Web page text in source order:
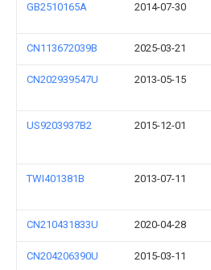
GB2510165A 2014-07-30
CN113672039B 2025-03-21
CN202939547U 2013-05-15
US9203937B2 2015-12-01
TWI401381B 2013-07-11
CN210431833U 2020-04-28
CN204206390U 2015-03-11